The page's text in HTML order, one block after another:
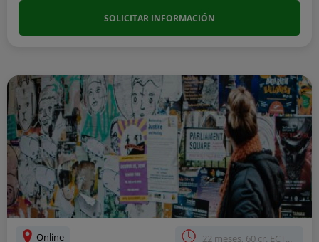
SOLICITAR INFORMACIÓN
Online 22 meses, 60 cr. ECT...